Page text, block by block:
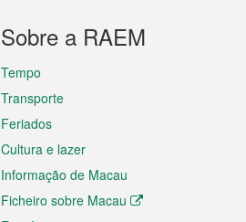
Sobre a RAEM
Tempo
Transporte
Feriados
Cultura e lazer
Informação de Macau
Ficheiro sobre Macau